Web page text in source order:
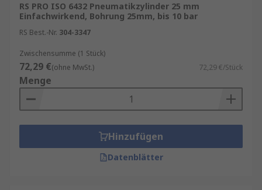
RS PRO ISO 6432 Pneumatikzylinder 25 mm
Einfachwirkend, Bohrung 25mm, bis 10 bar
RS Best.-Nr. 304-3347
Zwischensumme (1 Stück)
72,29 €(ohne MwSt.) 72,29 €/Stück
Menge
Hinzufügen
Datenblätter